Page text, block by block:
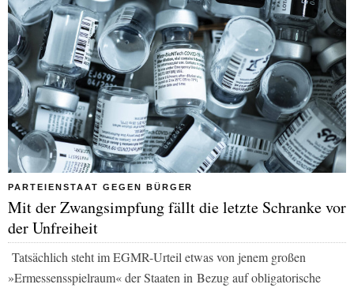
PARTEIENSTAAT GEGEN BÜRGER
Mit der Zwangsimpfung fällt die letzte Schranke vor
der Unfreiheit
Tatsächlich steht im EGMR-Urteil etwas von jenem großen
»Ermessensspielraum« der Staaten in Bezug auf obligatorische